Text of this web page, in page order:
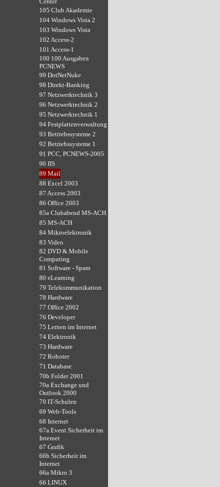
105 Club Akademie
104 Windows Vista 2
103 Windows Vista
102 Access-2
101 Access-1
100 100 Ausgaben
PCNEWS
99 DotNetNuke
98 Direkt-Banking
97 Netzwerktechnik 3
96 Netzwerktechnik 2
95 Netzwerktechnik 1
94 Festplattenverwaltung
93 Betriebssysteme 2
92 Betriebssysteme 1
91 PCC, PCNEWS-2005
90 IIS
89 Mail
88 Excel 2003
87 Access 2003
86 Office 2003
85a Clubabend MS-ACH
85 MS-ACH
84 Mikroelektronik
83 Video
82 DVD & Mobile
Computing
81 Software - Spam
80 eLearning
79 Telekommunikation
78 Hardware
77 Office 2002
76 Developer
75 Lernen im Internet
74 Elektronik
73 Hardware
72 Roboter
71 Database
70b Folder 2001
70a Exchange und
Outlook 2000
70 IT-Schulen
69 Web-Tools
68 Internet
67a Event Sicherheit im
Internet
67 Grafik
66b Sicherheit im
Internet
66a Mikro 3
66 LINUX